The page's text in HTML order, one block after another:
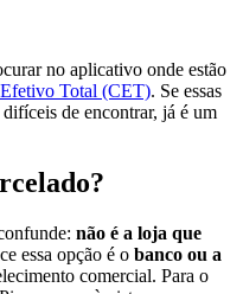
no aplicativo onde estão
Total (CET). Se essas
de encontrar, já é um
não é a loja que
essa opção é o banco ou a
comercial. Para o